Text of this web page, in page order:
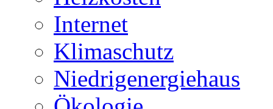
Internet
Klimaschutz
Niedrigenergiehaus